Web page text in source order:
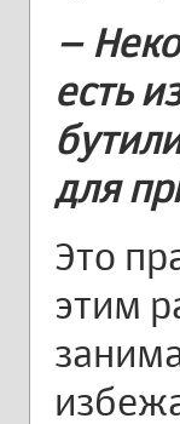
–
есть
для
Это
этим